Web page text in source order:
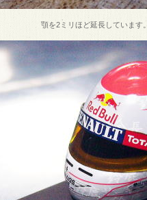
顎を2ミリほど延長しています。